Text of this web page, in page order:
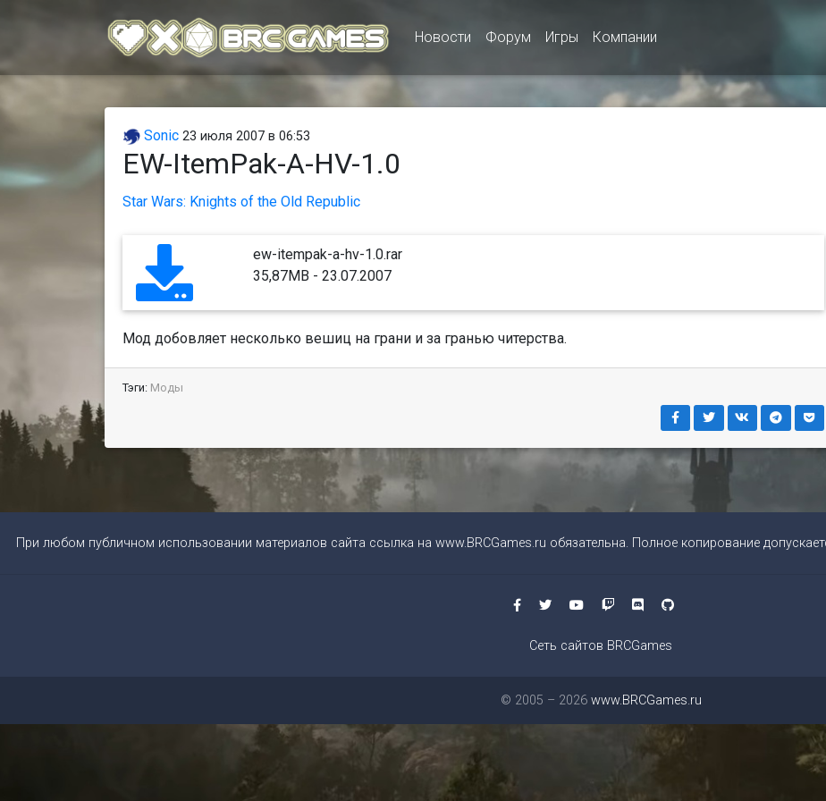
Новости Форум Игры Компании
Sonic 23 июля 2007 в 06:53
EW-ItemPak-A-HV-1.0
Star Wars: Knights of the Old Republic
ew-itempak-a-hv-1.0.rar
35,87MB - 23.07.2007
Мод добовляет несколько вешиц на грани и за гранью читерства.
Тэги: Моды
При любом публичном использовании материалов сайта ссылка на www.BRCGames.ru обязательна. Полное копирование
Сеть сайтов BRCGames
© 2005 – 2026 www.BRCGames.ru